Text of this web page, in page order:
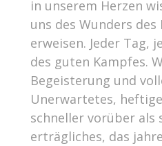
in unserem Herzen
uns des Wunders
erweisen. Jeder Tag,
des guten Kampfes.
Begeisterung und
Unerwartetes,
schneller vorüber als
erträgliches, das